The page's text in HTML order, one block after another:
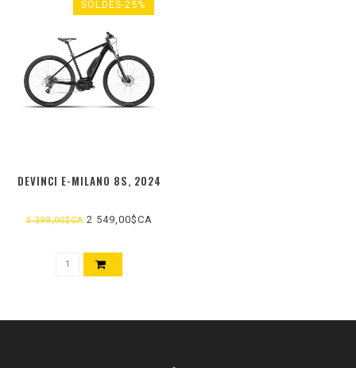
SOLDES-25%
DEVINCI E-MILANO 8S, 2024
3 399,00$CA2 549,00$CA